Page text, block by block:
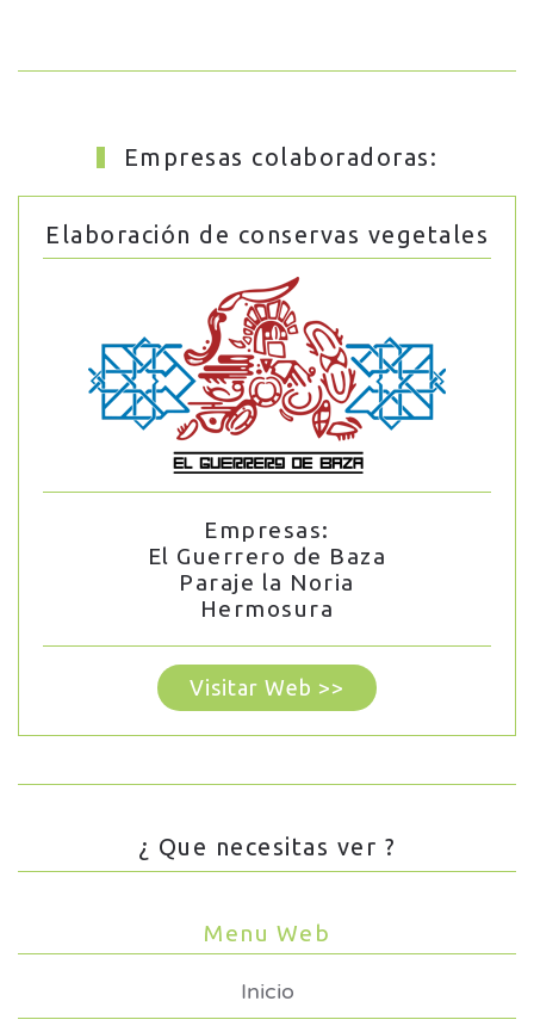
Empresas colaboradoras:
Elaboración de conservas vegetales
Empresas:
El Guerrero de Baza
Paraje la Noria
Hermosura
Visitar Web >>
¿ Que necesitas ver ?
Menu Web
Inicio